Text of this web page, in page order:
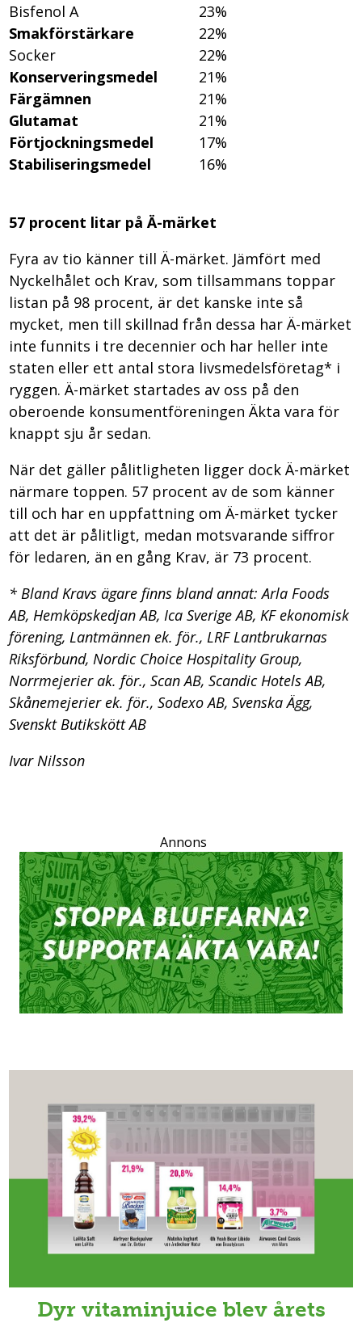
Bisfenol A
23%
Smakförstärkare
22%
Socker
22%
Konserveringsmedel
21%
Färgämnen
21%
Glutamat
21%
Förtjockningsmedel
17%
Stabiliseringsmedel
16%
57 procent litar på Ä-märket
Fyra av tio känner till Ä-märket. Jämfört med
Nyckelhålet och Krav, som tillsammans toppar
listan på 98 procent, är det kanske inte så
mycket, men till skillnad från dessa har Ä-märket
inte funnits i tre decennier och har heller inte
staten eller ett antal stora livsmedelsföretag* i
ryggen. Ä-märket startades av oss på den
oberoende konsumentföreningen Äkta vara för
knappt sju år sedan.
När det gäller pålitligheten ligger dock Ä-märket
närmare toppen. 57 procent av de som känner
till och har en uppfattning om Ä-märket tycker
att det är pålitligt, medan motsvarande siffror
för ledaren, än en gång Krav, är 73 procent.
* Bland Kravs ägare finns bland annat: Arla Foods
AB, Hemköpskedjan AB, Ica Sverige AB, KF ekonomisk
förening, Lantmännen ek. för., LRF Lantbrukarnas
Riksförbund, Nordic Choice Hospitality Group,
Norrmejerier ak. för., Scan AB, Scandic Hotels AB,
Skånemejerier ek. för., Sodexo AB, Svenska Ägg,
Svenskt Butikskött AB
Ivar Nilsson
Annons
Dyr vitaminjuice blev årets